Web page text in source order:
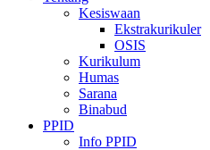
Kesiswaan
Ekstrakurikuler
OSIS
Kurikulum
Humas
Sarana
Binabud
PPID
Info PPID